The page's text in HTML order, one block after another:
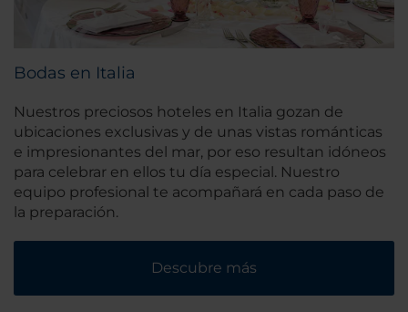
Bodas en Italia
Nuestros preciosos hoteles en Italia gozan de
ubicaciones exclusivas y de unas vistas románticas
e impresionantes del mar, por eso resultan idóneos
para celebrar en ellos tu día especial. Nuestro
equipo profesional te acompañará en cada paso de
la preparación.
Descubre más